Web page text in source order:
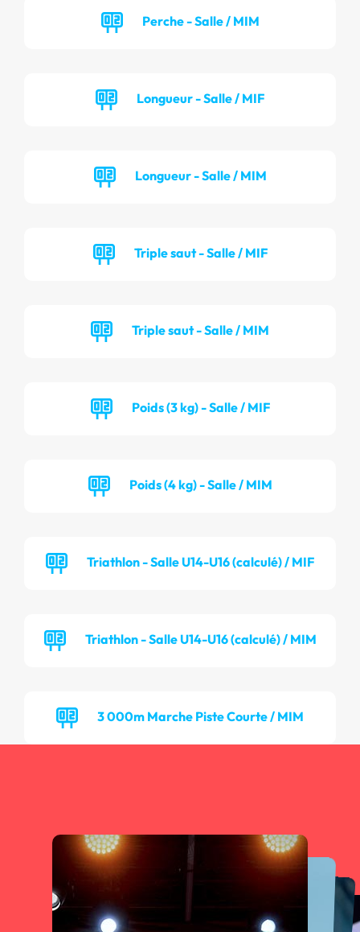
Perche - Salle / MIM
Longueur - Salle / MIF
Longueur - Salle / MIM
Triple saut - Salle / MIF
Triple saut - Salle / MIM
Poids (3 kg) - Salle / MIF
Poids (4 kg) - Salle / MIM
Triathlon - Salle U14-U16 (calculé) / MIF
Triathlon - Salle U14-U16 (calculé) / MIM
3 000m Marche Piste Courte / MIM